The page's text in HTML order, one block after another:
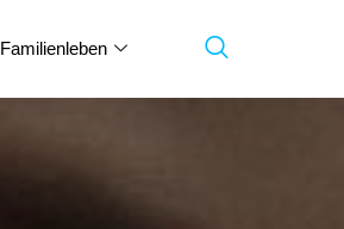
Familienleben